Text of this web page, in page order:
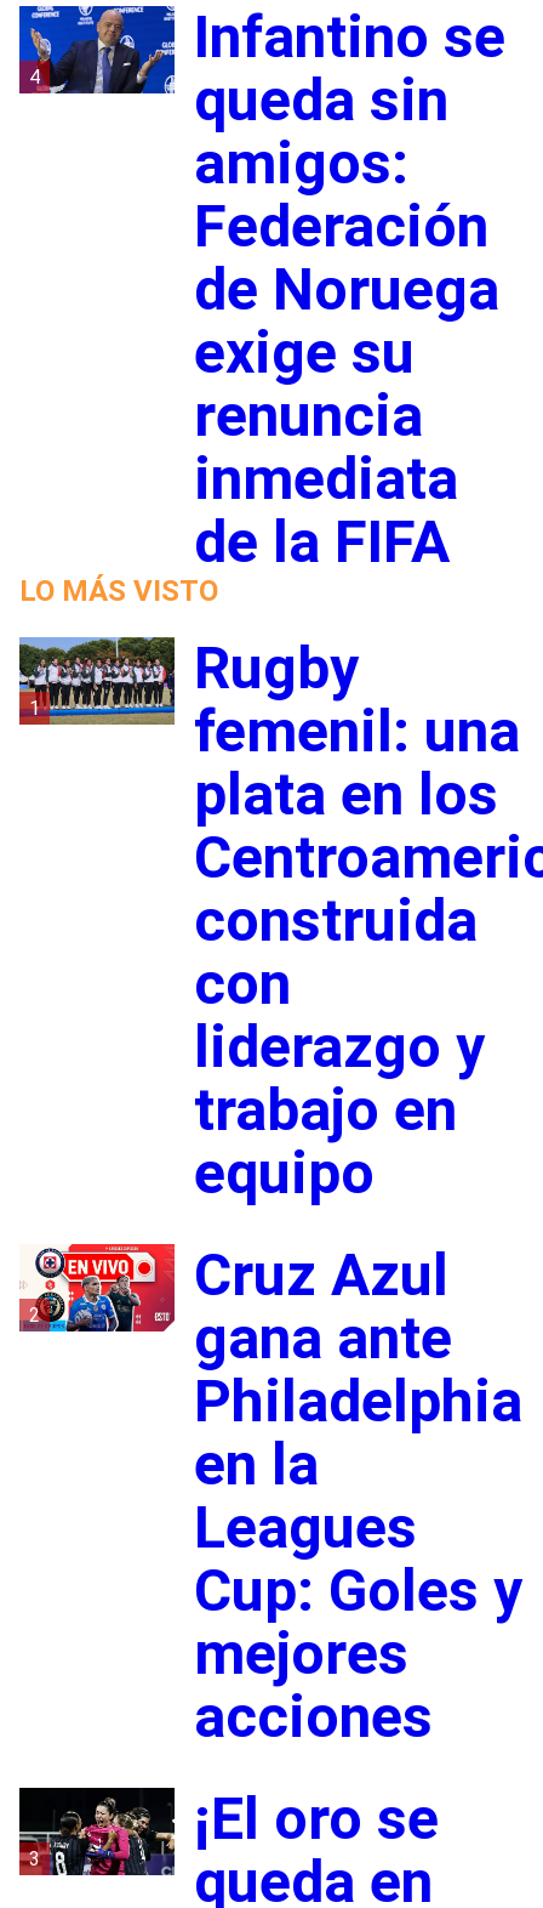
4
Infantino se
queda sin
amigos:
Federación
de Noruega
exige su
renuncia
inmediata
de la FIFA
LO MÁS VISTO
1
Rugby
femenil: una
plata en los
construida
con
liderazgo y
trabajo en
equipo
2
Cruz Azul
gana ante
Philadelphia
en la
Leagues
Cup: Goles y
mejores
acciones
3
¡El oro se
queda en